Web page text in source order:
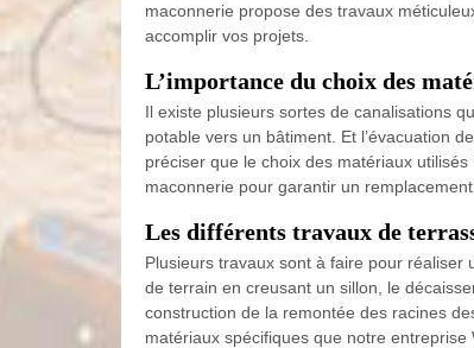
maconnerie propose des travaux
accomplir vos projets.
L’importance du choix des
Il existe plusieurs sortes de canalisations
potable vers un bâtiment. Et l’évacuation
préciser que le choix des matériaux
maconnerie pour garantir un
Les différents travaux de
Plusieurs travaux sont à faire pour réaliser
de terrain en creusant un sillon, le
construction de la remontée des racines
matériaux spécifiques que notre